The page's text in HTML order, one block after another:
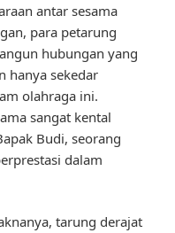
antar sesama
para petarung
hubungan yang
hanya sekedar
olahraga ini.
sangat kental
Budi, seorang
dalam
tarung derajat